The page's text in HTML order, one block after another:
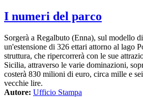
I numeri del parco
Sorgerà a Regalbuto (Enna), sul modello
un'estensione di 326 ettari attorno al lago
struttura, che ripercorrerà con le sue
Sicilia, attraverso le varie dominazioni,
costerà 830 milioni di euro, circa mille e
vecchie lire.
Autore: Ufficio Stampa